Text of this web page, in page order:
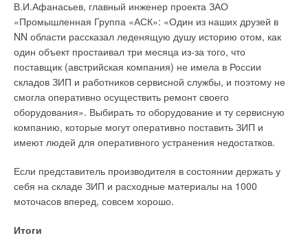
В.И.Афанасьев, главный инженер проекта ЗАО
«Промышленная Группа «АСК»: «Один из наших друзей в
NN области рассказал леденящую душу историю отом, как
один объект простаивал три месяца из-за того, что
поставщик (австрийская компания) не имела в России
складов ЗИП и работников сервисной службы, и поэтому не
смогла оперативно осуществить ремонт своего
оборудования». Выбирать то оборудование и ту сервисную
компанию, которые могут оперативно поставить ЗИП и
имеют людей для оперативного устранения недостатков.
Если представитель производителя в состоянии держать у
себя на складе ЗИП и расходные материалы на 1000
моточасов вперед, совсем хорошо.
Итоги